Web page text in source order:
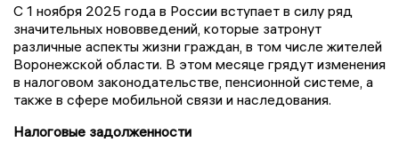
С 1 ноября 2025 года в России вступает в силу ряд
значительных нововведений, которые затронут
различные аспекты жизни граждан, в том числе жителей
Воронежской области. В этом месяце грядут изменения
в налоговом законодательстве, пенсионной системе, а
также в сфере мобильной связи и наследования.
Налоговые задолженности